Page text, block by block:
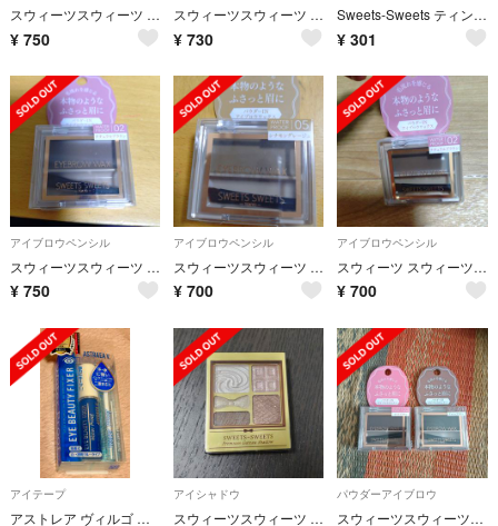
スウィーツスウィーツ アイブロウワックス 01 アッシュブラウン(1個)
¥ 750
スウィーツスウィーツ アイブロウワックス 05 シナモングレージュ(1個)
¥ 730
Sweets-Sweets ティント グロス オールインワン
¥ 301
アイブロウペンシル
スウィーツスウィーツ アイブロウワックス 02ナチュラルブラウン(1個)
¥ 750
アイブロウペンシル
スウィーツスウィーツ アイブロウワックス 0５ シナモングレージュ(1個)
¥ 700
アイブロウペンシル
スウィーツ スウィーツ アイブロウワックス 02
¥ 700
アイテープ
アストレア ヴィルゴ アイビューティー フィクサー WP(7ml)
アイシャドウ
スウィーツスウィーツ プレミアムガトーシャドウ 04 ベリーブレッド(1コ入)
パウダーアイブロウ
スウィーツスウィーツ アイブロウワックス ピンクブラウン アッシュブラウン 新品